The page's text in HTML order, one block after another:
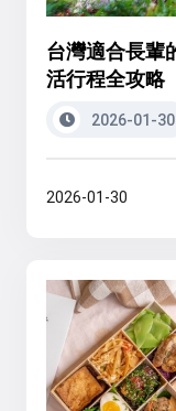
台灣適合長輩
活行程全攻略
2026-01-30
2026-01-30